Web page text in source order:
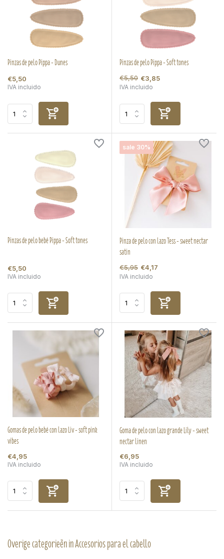
Pinzas de pelo Pippa - Dunes
€5,50
IVA incluido
Pinzas de pelo Pippa - Soft tones
€5,50 €3,85
IVA incluido
Pinzas de pelo bebé Pippa - Soft tones
€5,50
IVA incluido
sale 30%
Pinza de pelo con lazo Tess - sweet nectar
satin
€5,95 €4,17
IVA incluido
Gomas de pelo bebé con lazo Liv - soft pink
vibes
€4,95
IVA incluido
Goma de pelo con lazo grande Lily - sweet
nectar linen
€6,95
IVA incluido
Overige categorieën in Accesorios para el cabello